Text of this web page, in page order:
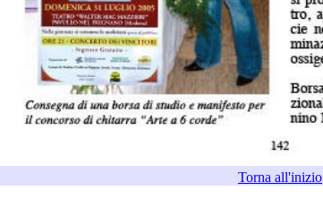
Torna all'inizio